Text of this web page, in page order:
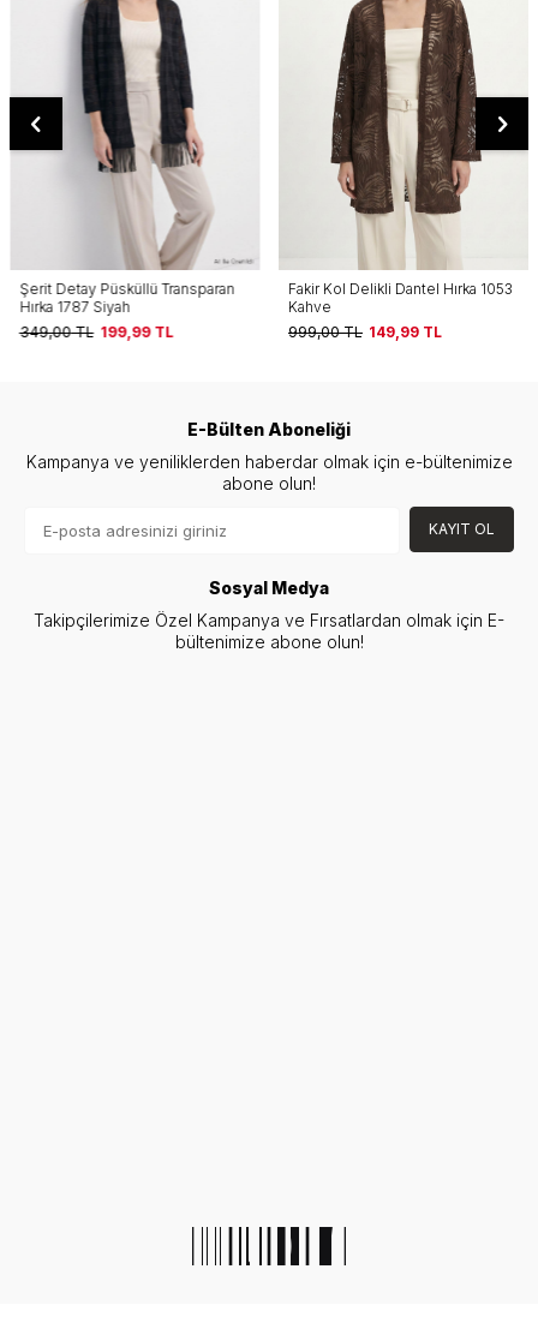
Şerit Detay Püsküllü Transparan
Hırka 1787 Siyah
349,00TL 199,99TL
Fakir Kol Delikli Dantel Hırka 1053
Kahve
999,00TL 149,99TL
E-Bülten Aboneliği
Kampanya ve yeniliklerden haberdar olmak için e-bültenimize
abone olun!
KAYIT OL
Sosyal Medya
Takipçilerimize Özel Kampanya ve Fırsatlardan olmak için E-
bültenimize abone olun!